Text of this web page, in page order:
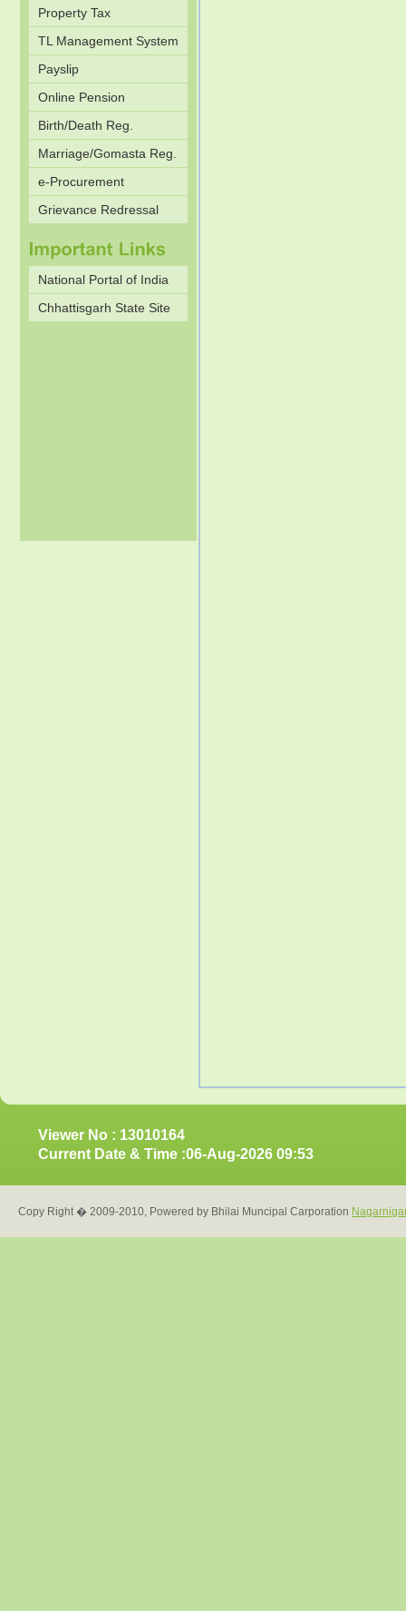
Property Tax
TL Management System
Payslip
Online Pension
Birth/Death Reg.
Marriage/Gomasta Reg.
e-Procurement
Grievance Redressal
National Portal of India
Chhattisgarh State Site
Viewer No : 13010164
Current Date & Time :06-Aug-2026 09:53
Copy Right � 2009-2010, Powered by Bhilai Muncipal Carporation